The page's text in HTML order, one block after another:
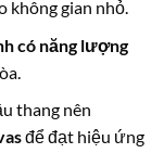
không gian nhỏ.
có năng lượng
thang nên
để đạt hiệu ứng